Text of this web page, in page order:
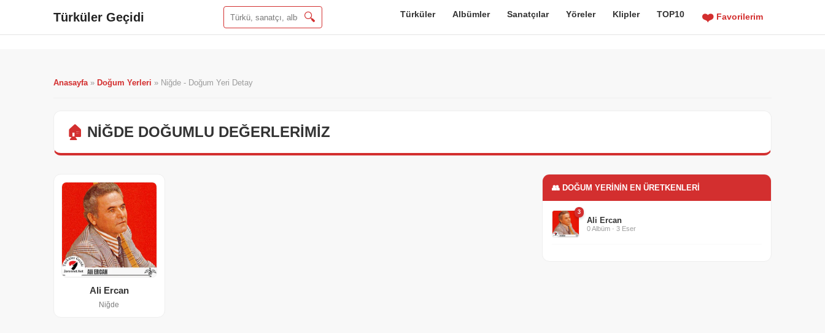
Türküler Geçidi 🔍 Türküler Albümler Sanatçılar Yöreler Klipler TOP10 ❤️ Favorilerim
Anasayfa» Doğum Yerleri » Niğde - Doğum Yeri Detay
🏠 NIĞDE DOĞUMLU DEĞERLERIMIZ
Ali Ercan
Niğde
👥 DOĞUM YERININ EN ÜRETKENLERI
3
Ali Ercan
0 Albüm · 3 Eser